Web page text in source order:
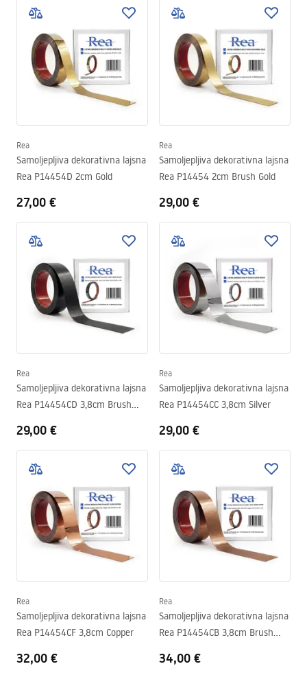
Rea
Samoljepljiva dekorativna lajsna
Rea P14454D 2cm Gold
27,00 €
Rea
Samoljepljiva dekorativna lajsna
Rea P14454 2cm Brush Gold
29,00 €
Rea
Samoljepljiva dekorativna lajsna
Rea P14454CD 3,8cm Brush
29,00 €
Rea
Samoljepljiva dekorativna lajsna
Rea P14454CC 3,8cm Silver
29,00 €
Rea
Samoljepljiva dekorativna lajsna
Rea P14454CF 3,8cm Copper
32,00 €
Rea
Samoljepljiva dekorativna lajsna
Rea P14454CB 3,8cm Brush
34,00 €